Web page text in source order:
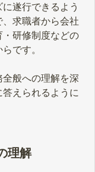
遂行できるよう
求職者から会社
研修制度などの
です。
般への理解を深
えられるように
理解